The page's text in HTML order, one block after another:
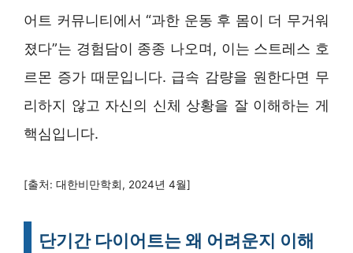
어트 커뮤니티에서 “과한 운동 후 몸이 더 무거워
졌다”는 경험담이 종종 나오며, 이는 스트레스 호
르몬 증가 때문입니다. 급속 감량을 원한다면 무
리하지 않고 자신의 신체 상황을 잘 이해하는 게
핵심입니다.
[출처: 대한비만학회, 2024년 4월]
단기간 다이어트는 왜 어려운지 이해